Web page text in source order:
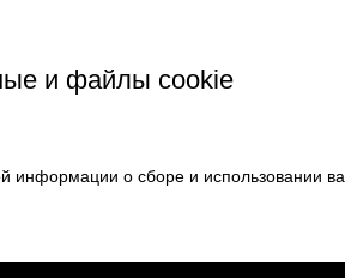
и файлы cookie
информации о сборе и использовании